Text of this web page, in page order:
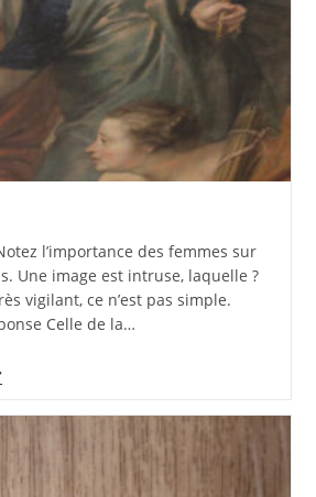
l’importance des femmes sur
Une image est intruse, laquelle ?
ce n’est pas simple.
Celle de la…